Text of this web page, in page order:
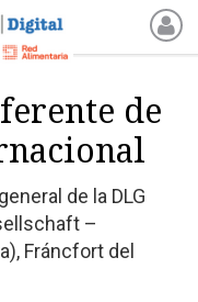
de
de la DLG
–
Fráncfort del